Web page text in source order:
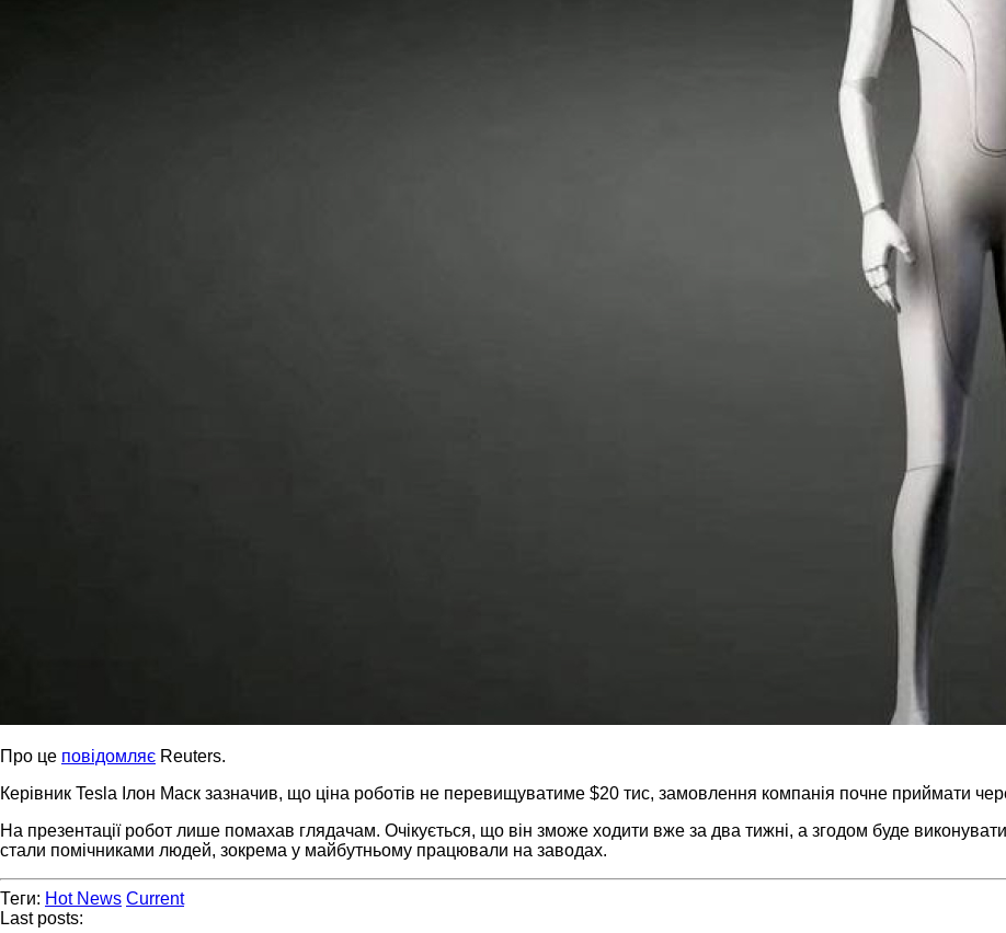
Про це повідомляє Reuters.
Керівник Tesla Ілон Маск зазначив, що ціна роботів не перевищуватиме $20 тис, замовлення компанія почне приймати
На презентації робот лише помахав глядачам. Очікується, що він зможе ходити вже за два тижні, а згодом буде виконувати
стали помічниками людей, зокрема у майбутньому працювали на заводах.
Теги: Hot News Current
Last posts: